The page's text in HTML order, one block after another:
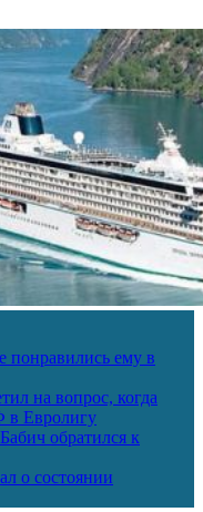
понравились ему в
на вопрос, когда
в Евролигу
обратился к
о состоянии